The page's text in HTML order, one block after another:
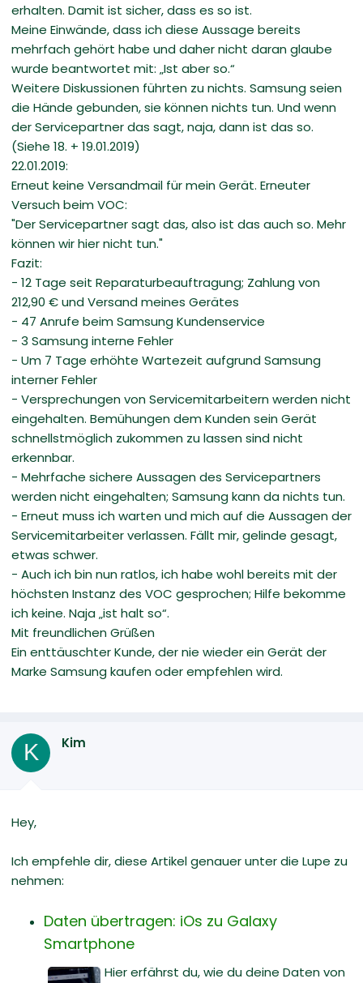
erhalten. Damit ist sicher, dass es so ist.
Meine Einwände, dass ich diese Aussage bereits
mehrfach gehört habe und daher nicht daran glaube
wurde beantwortet mit: „Ist aber so.“
Weitere Diskussionen führten zu nichts. Samsung seien
die Hände gebunden, sie können nichts tun. Und wenn
der Servicepartner das sagt, naja, dann ist das so.
(Siehe 18. + 19.01.2019)
22.01.2019:
Erneut keine Versandmail für mein Gerät. Erneuter
Versuch beim VOC:
"Der Servicepartner sagt das, also ist das auch so. Mehr
können wir hier nicht tun."
Fazit:
- 12 Tage seit Reparaturbeauftragung; Zahlung von
212,90 € und Versand meines Gerätes
- 47 Anrufe beim Samsung Kundenservice
- 3 Samsung interne Fehler
- Um 7 Tage erhöhte Wartezeit aufgrund Samsung
interner Fehler
- Versprechungen von Servicemitarbeitern werden nicht
eingehalten. Bemühungen dem Kunden sein Gerät
schnellstmöglich zukommen zu lassen sind nicht
erkennbar.
- Mehrfache sichere Aussagen des Servicepartners
werden nicht eingehalten; Samsung kann da nichts tun.
- Erneut muss ich warten und mich auf die Aussagen der
Servicemitarbeiter verlassen. Fällt mir, gelinde gesagt,
etwas schwer.
- Auch ich bin nun ratlos, ich habe wohl bereits mit der
höchsten Instanz des VOC gesprochen; Hilfe bekomme
ich keine. Naja „ist halt so“.
Mit freundlichen Grüßen
Ein enttäuschter Kunde, der nie wieder ein Gerät der
Marke Samsung kaufen oder empfehlen wird.
K Kim
Hey,
Ich empfehle dir, diese Artikel genauer unter die Lupe zu
nehmen:
Daten übertragen: iOs zu Galaxy
Smartphone
Hier erfährst du, wie du deine Daten von